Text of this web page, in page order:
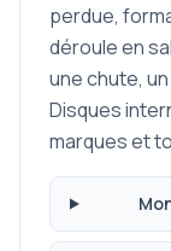
perdue,
déroule en
une chute,
Disques
marques et